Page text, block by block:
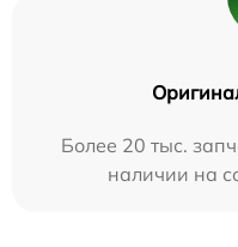
Более 20 тыс.
наличии на